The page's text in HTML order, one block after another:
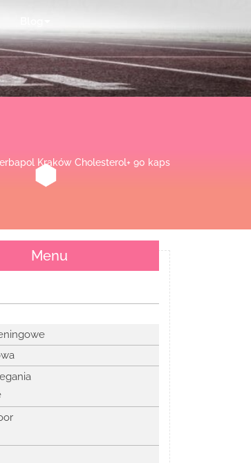
Kraków Cholesterol+ 90 kaps
Menu